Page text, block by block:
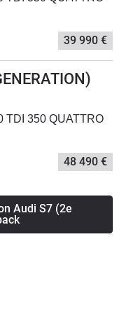
39 990 €
TDI 350 QUATTRO
48 490 €
Audi S7 (2e